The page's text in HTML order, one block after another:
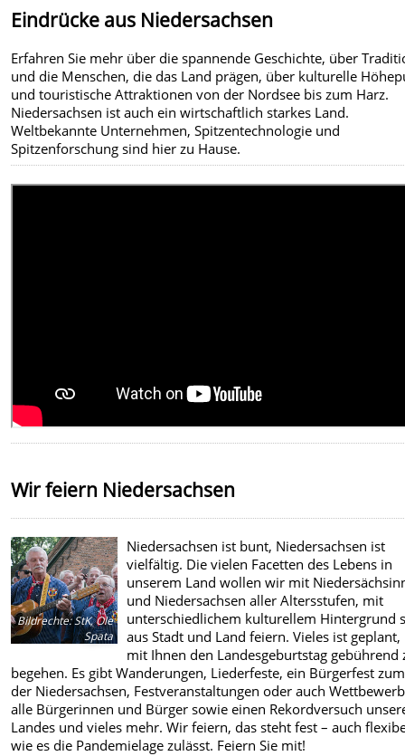
Eindrücke aus Niedersachsen
Erfahren Sie mehr über die spannende Geschichte, über
und die Menschen, die das Land prägen, über kulturelle
und touristische Attraktionen von der Nordsee bis zum Harz.
Niedersachsen ist auch ein wirtschaftlich starkes Land.
Weltbekannte Unternehmen, Spitzentechnologie und
Spitzenforschung sind hier zu Hause.
Wir feiern Niedersachsen
Bildrechte:StK, Ole
Spata
Niedersachsen ist bunt, Niedersachsen ist
vielfältig. Die vielen Facetten des Lebens in
unserem Land wollen wir mit
und Niedersachsen aller Altersstufen, mit
unterschiedlichem kulturellem Hintergrund
aus Stadt und Land feiern. Vieles ist
mit Ihnen den Landesgeburtstag gebührend
begehen. Es gibt Wanderungen, Liederfeste, ein Bürgerfest
der Niedersachsen, Festveranstaltungen oder auch
alle Bürgerinnen und Bürger sowie einen Rekordversuch
Landes und vieles mehr. Wir feiern, das steht fest – auch
wie es die Pandemielage zulässt. Feiern Sie mit!